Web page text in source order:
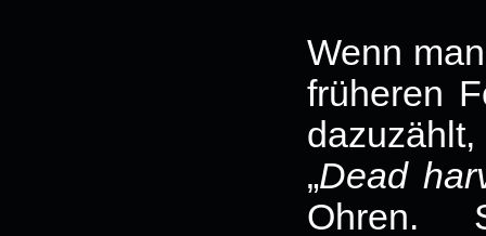
Wenn
früheren
„Dead
Ohren.